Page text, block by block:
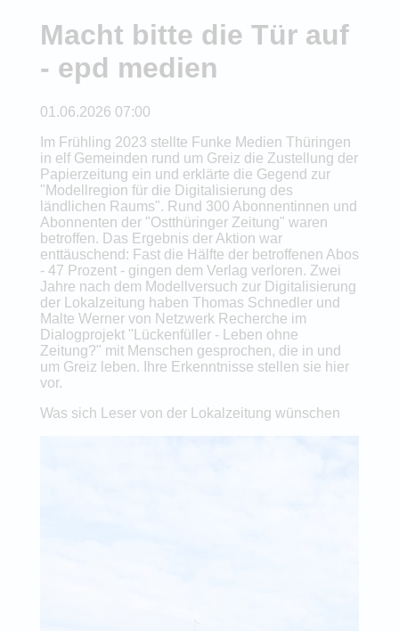
Macht bitte die Tür auf
- epd medien
01.06.2026 07:00
Im Frühling 2023 stellte Funke Medien Thüringen
in elf Gemeinden rund um Greiz die Zustellung der
Papierzeitung ein und erklärte die Gegend zur
"Modellregion für die Digitalisierung des
ländlichen Raums". Rund 300 Abonnentinnen und
Abonnenten der "Ostthüringer Zeitung" waren
betroffen. Das Ergebnis der Aktion war
enttäuschend: Fast die Hälfte der betroffenen Abos
- 47 Prozent - gingen dem Verlag verloren. Zwei
Jahre nach dem Modellversuch zur Digitalisierung
der Lokalzeitung haben Thomas Schnedler und
Malte Werner von Netzwerk Recherche im
Dialogprojekt "Lückenfüller - Leben ohne
Zeitung?" mit Menschen gesprochen, die in und
um Greiz leben. Ihre Erkenntnisse stellen sie hier
vor.
Was sich Leser von der Lokalzeitung wünschen